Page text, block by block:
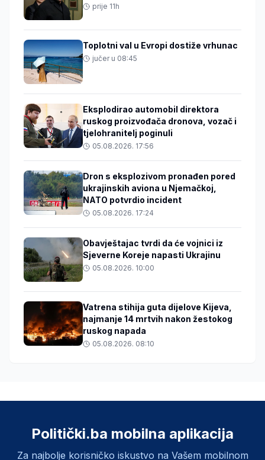
prije 11h
Toplotni val u Evropi dostiže vrhunac
jučer u 08:45
Eksplodirao automobil direktora
ruskog proizvođača dronova, vozač i
tjelohranitelj poginuli
05.08.2026. 17:56
Dron s eksplozivom pronađen pored
ukrajinskih aviona u Njemačkoj,
NATO potvrdio incident
05.08.2026. 17:24
Obavještajac tvrdi da će vojnici iz
Sjeverne Koreje napasti Ukrajinu
05.08.2026. 10:00
Vatrena stihija guta dijelove Kijeva,
najmanje 14 mrtvih nakon žestokog
ruskog napada
05.08.2026. 08:10
Politički.ba mobilna aplikacija
Za najbolje korisničko iskustvo na Vašem mobilnom